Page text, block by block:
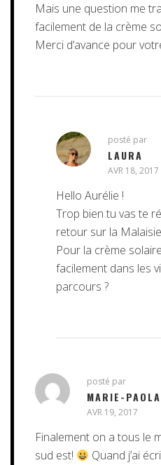
Mais une question me
facilement de la crème
Merci d’avance pour
posté par
LAURA
AVR 18, 2017
Hello Aurélie !
Trop bien tu vas te
retour sur la
Pour la crème
facilement dans les
parcours ?
posté par
MARIE-PAOLA
AVR 19, 2017
Finalement on a tous le
sud est!
Quand j’ai